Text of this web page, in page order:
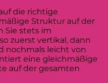
die richtige
Struktur auf der
Sie stets im
zuerst vertikal, dann
nochmals leicht von
eine gleichmäßige
auf der gesamten